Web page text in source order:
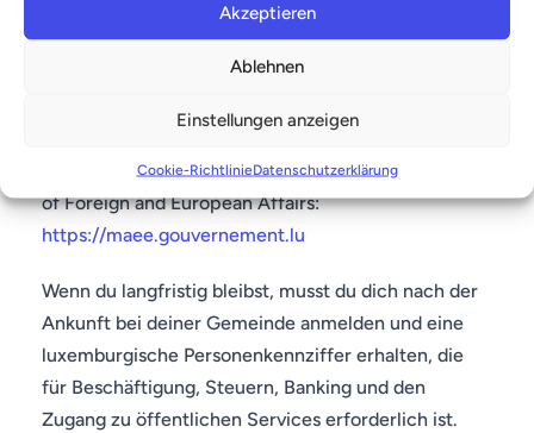
Akzeptieren
Ablehnen
Einstellungen anzeigen
Cookie-RichtlinieDatenschutzerklärung
benötigen in der Regel eine Aufenthalts- und
Offizielle Informationen zu Aufenthalt und
Arbeitserlaubnis gibt es beim Luxembourg Ministry
of Foreign and European Affairs:
https://maee.gouvernement.lu
Wenn du langfristig bleibst, musst du dich nach der
Ankunft bei deiner Gemeinde anmelden und eine
luxemburgische Personenkennziffer erhalten, die
für Beschäftigung, Steuern, Banking und den
Zugang zu öffentlichen Services erforderlich ist.